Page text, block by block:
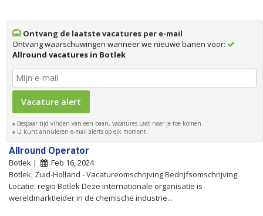
Ontvang de laatste vacatures per e-mail
Ontvang waarschuwingen wanneer we nieuwe banen voor:
Allround vacatures in Botlek
Bespaar tijd vinden van een baan, vacatures Laat naar je toe komen.
U kunt annuleren e-mail alerts op elk moment.
Allround Operator
Botlek |
Feb 16, 2024
Botlek, Zuid-Holland - Vacatureomschrijving Bedrijfsomschrijving:
Locatie: regio Botlek Deze internationale organisatie is
wereldmarktleider in de chemische industrie...